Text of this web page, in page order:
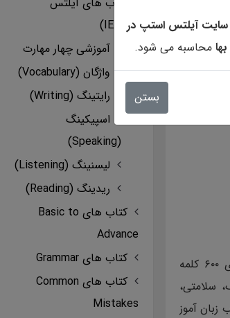
بر روی ۶۰۰ کلمه
سلامتی،
آموز
(IELTS)
آموزشی چهار مهارت
واژگان (Vocabulary)
رایتینگ (Writing)
اسپیکینگ
(Speaking)
لیسنینگ (Listening)
ریدینگ (Reading)
کتاب های Basic to
Advance
کتاب های Grammar
کتاب های Common
Mistakes
سایت آیلتس استپ در
محاسبه می شود.
بستن